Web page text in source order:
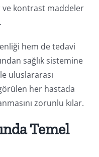
ve kontrast maddeler
hem de tedavi
sağlık sistemine
uluslararası
her hastada
zorunlu kılar.
Temel